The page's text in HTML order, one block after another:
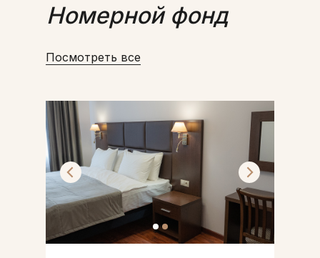
Номерной фонд
Посмотреть все